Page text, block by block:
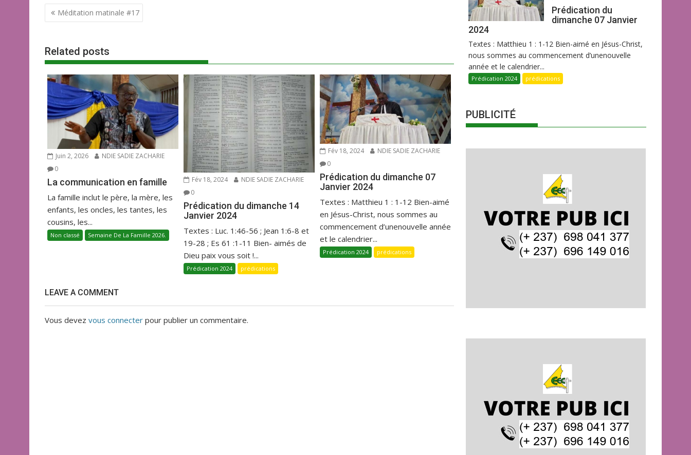
e
o
o
k
ittai at
p
p
Navigation
de
Méditation matinale #17
Related posts
Juin 2, 2026
NDIE SADIE ZACHARIE
0
La communication en famille
La famille inclut le père, la mère, les
enfants, les oncles, les tantes, les
cousins, les...
Non classé Semaine De La Famille 2026.
Fév 18, 2024
NDIE SADIE ZACHARIE
0
Prédication du dimanche 14
Janvier 2024
Textes : Luc. 1:46-56 ; Jean 1:6-8 et
19-28 ; Es 61 :1-11 Bien- aimés de
Dieu paix vous soit !...
Prédication 2024 prédications
Fév 18, 2024
NDIE SADIE ZACHARIE
0
Prédication du dimanche 07
Janvier 2024
Textes : Matthieu 1 : 1-12 Bien-aimé
en Jésus-Christ, nous sommes au
commencement d’unenouvelle année
et le calendrier...
Prédication 2024 prédications
LEAVE A COMMENT
Vous devez vous connecter pour publier un commentaire.
Prédication du
dimanche 07 Janvier
2024
Textes : Matthieu 1 : 1-12 Bien-aimé en Jésus-Christ,
nous sommes au commencement d’unenouvelle
année et le calendrier...
Prédication 2024 prédications
PUBLICITÉ